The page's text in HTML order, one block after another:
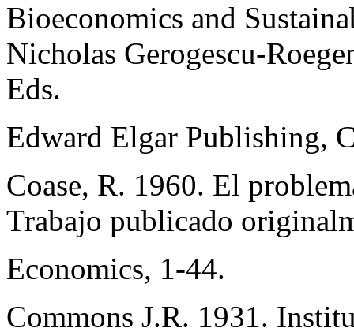
Bioeconomics and
Nicholas Gerogescu-
Eds.
Edward Elgar Publishing,
Coase, R. 1960. El
Trabajo publicado
Economics, 1-44.
Commons J.R. 1931.